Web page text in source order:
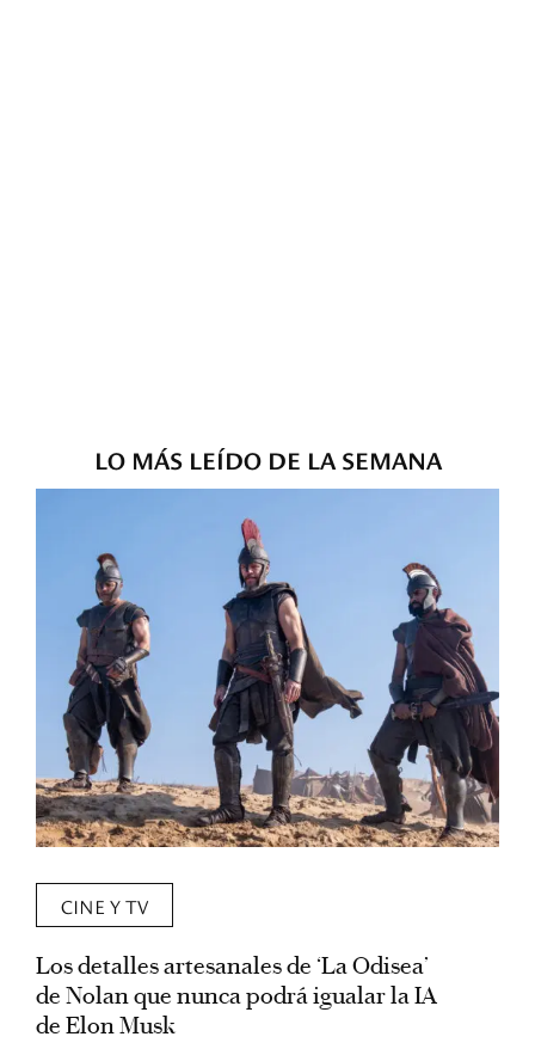
LO MÁS LEÍDO DE LA SEMANA
CINE Y TV
Los detalles artesanales de ‘La Odisea’
de Nolan que nunca podrá igualar la IA
de Elon Musk